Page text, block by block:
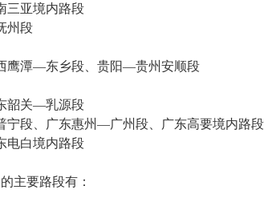
亚境内路段
州段
潭—东乡段、贵阳—贵州安顺段
韶关—乳源段
、广东惠州—广州段、广东高要境内路段
白境内路段
主要路段有：